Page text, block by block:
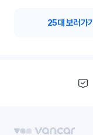
25대 보러가기